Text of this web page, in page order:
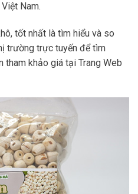
Nam.
tốt nhất là tìm hiểu và so
trường trực tuyến để tìm
tham khảo giá tại Trang Web